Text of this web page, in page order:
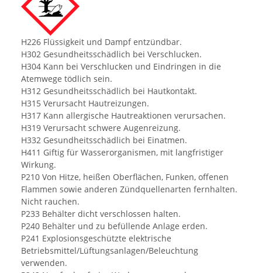
H226 Flüssigkeit und Dampf entzündbar.
H302 Gesundheitsschädlich bei Verschlucken.
H304 Kann bei Verschlucken und Eindringen in die
Atemwege tödlich sein.
H312 Gesundheitsschädlich bei Hautkontakt.
H315 Verursacht Hautreizungen.
H317 Kann allergische Hautreaktionen verursachen.
H319 Verursacht schwere Augenreizung.
H332 Gesundheitsschädlich bei Einatmen.
H411 Giftig für Wasserorganismen, mit langfristiger
Wirkung.
P210 Von Hitze, heißen Oberflächen, Funken, offenen
Flammen sowie anderen Zündquellenarten fernhalten.
Nicht rauchen.
P233 Behälter dicht verschlossen halten.
P240 Behälter und zu befüllende Anlage erden.
P241 Explosionsgeschützte elektrische
Betriebsmittel/Lüftungsanlagen/Beleuchtung
verwenden.